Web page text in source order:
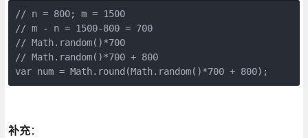
// n = 800; m = 1500
// m - n = 1500-800 = 700
// Math.random()*700
// Math.random()*700 + 800
补充：